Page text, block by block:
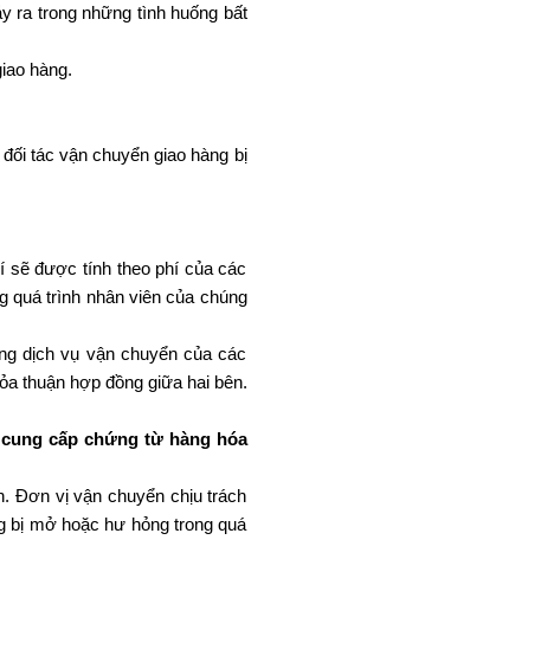
ra trong những tình huống bất
hàng.
tác vận chuyển giao hàng bị
sẽ được tính theo phí của các
quá trình nhân viên của chúng
dịch vụ vận chuyển của các
thuận hợp đồng giữa hai bên.
cấp chứng từ hàng hóa
Đơn vị vận chuyển chịu trách
bị mở hoặc hư hỏng trong quá